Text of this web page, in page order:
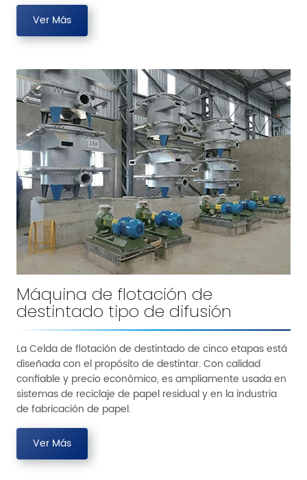
Ver Más
Máquina de flotación de
destintado tipo de difusión
La Celda de flotación de destintado de cinco etapas está
diseñada con el propósito de destintar. Con calidad
confiable y precio económico, es ampliamente usada en
sistemas de reciclaje de papel residual y en la industria
de fabricación de papel.
Ver Más